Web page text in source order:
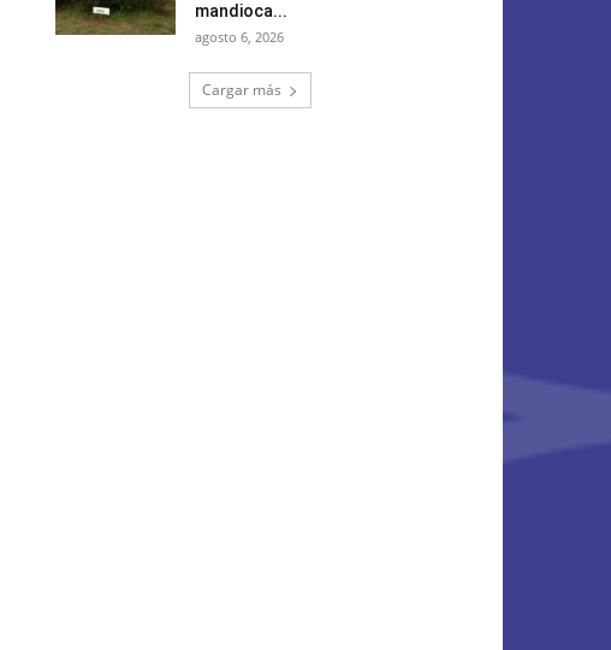
mandioca...
agosto 6, 2026
Cargar más